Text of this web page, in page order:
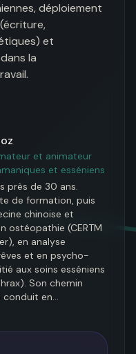
déploiement
et
la
et animateur
et esséniens
près de 30 ans.
de formation, puis
chinoise et
ostéopathie (CERTM
en analyse
et en psycho-
aux soins esséniens
Son chemin
conduit en…